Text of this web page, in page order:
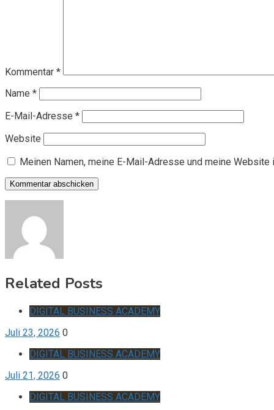
Kommentar *
Name *
E-Mail-Adresse *
Website
Meinen Namen, meine E-Mail-Adresse und meine
Related Posts
DIGITAL BUSINESS ACADEMY
Juli 23, 2026 0
DIGITAL BUSINESS ACADEMY
Juli 21, 2026 0
DIGITAL BUSINESS ACADEMY